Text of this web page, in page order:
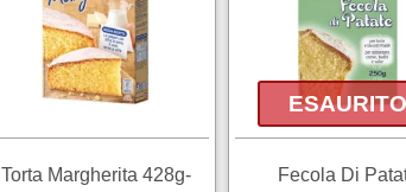
Torta Margherita 428g-
ESAURITO
Fecola Di